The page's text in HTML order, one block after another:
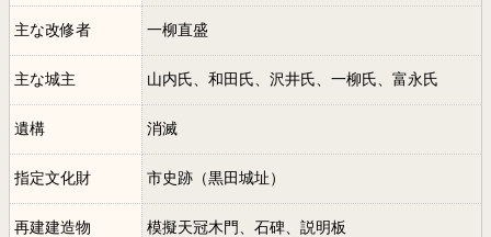
主な改修者 一柳直盛
主な城主 山内氏、和田氏、沢井氏、一柳氏、富永氏
遺構 消滅
指定文化財 市史跡（黒田城址）
再建建造物 模擬天冠木門、石碑、説明板